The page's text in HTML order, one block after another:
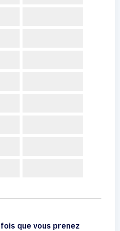
que vous prenez